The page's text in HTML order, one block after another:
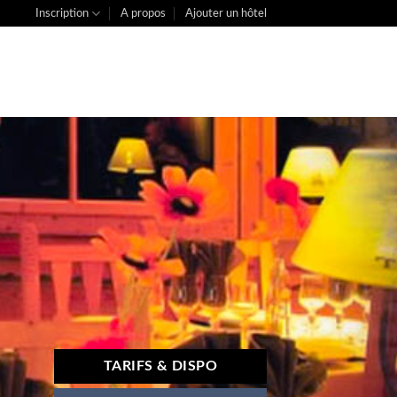
Inscription A propos Ajouter un hôtel
TARIFS & DISPO